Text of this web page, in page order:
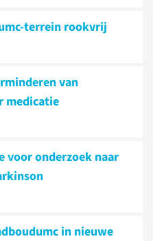
terrein rookvrij
van
medicatie
voor onderzoek naar
in nieuwe